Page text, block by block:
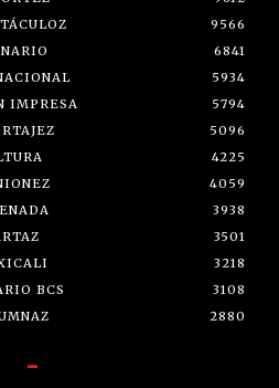
9566
6841
5934
IMPRESA
5794
5096
4225
4059
3938
3501
3218
BCS
3108
2880
-